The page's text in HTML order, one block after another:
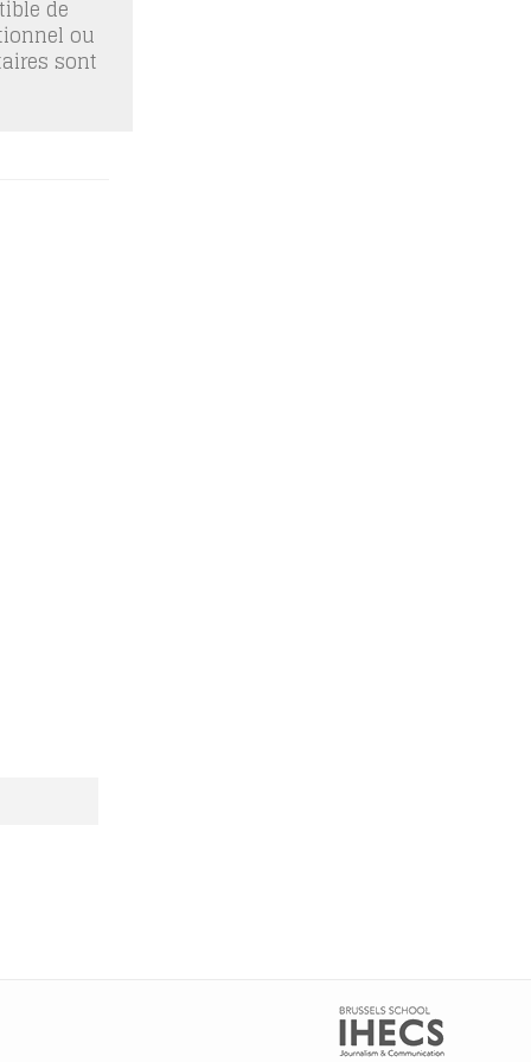
de
ou
sont